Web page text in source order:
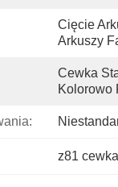
Cięcie
Arkuszy
Cewka
Kolorowo
z81